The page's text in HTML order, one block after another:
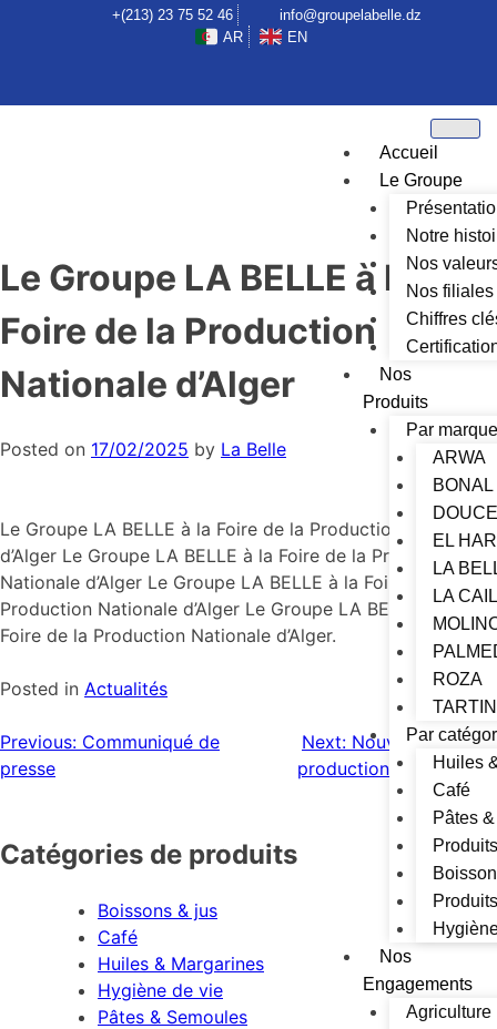
+(213) 23 75 52 46
info@groupelabelle.dz
AR
EN
Accueil
Le Groupe
Notre
Nos
Nos filiales
Chiffres
Nos
Produits
Par
ARWA
BONAL
EL
LA
LA
ROZA
Par
Huiles
Café
Pâtes
Nos
Engagements
Agriculture
Le Groupe LA BELLE à la
Foire de la Production
Nationale d’Alger
Posted on 17/02/2025 by La Belle
Le Groupe LA BELLE à la Foire de la Production Nationale
d’Alger Le Groupe LA BELLE à la Foire de la Production
Nationale d’Alger Le Groupe LA BELLE à la Foire de la
Production Nationale d’Alger Le Groupe LA BELLE à la
Foire de la Production Nationale d’Alger.
Posted in Actualités
Previous: Communiqué de
presse
Next: Nouvelle ligne de
production en phase de
lancement
Catégories de produits
Boissons & jus
Café
Huiles & Margarines
Hygiène de vie
Pâtes & Semoules